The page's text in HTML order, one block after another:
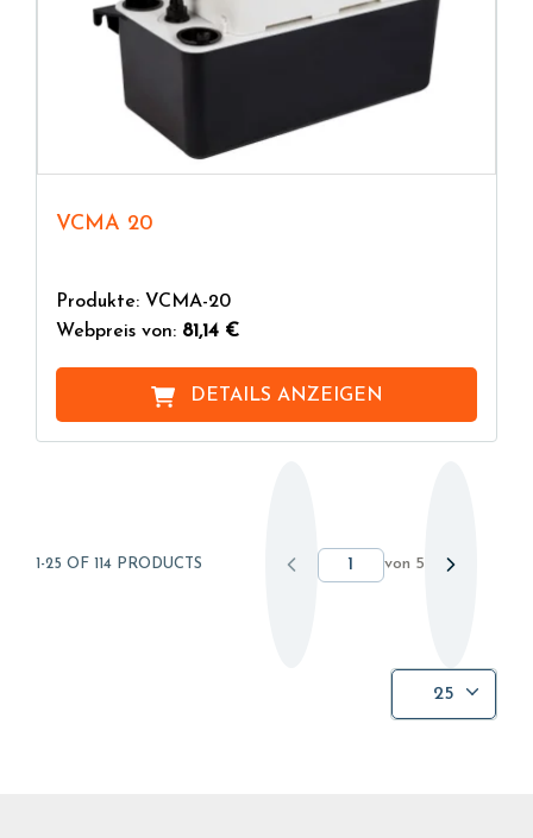
VCMA 20
Produkte: VCMA-20
Webpreis von: 81,14 €
DETAILS ANZEIGEN
1-25 OF 114 PRODUCTS von 5
25